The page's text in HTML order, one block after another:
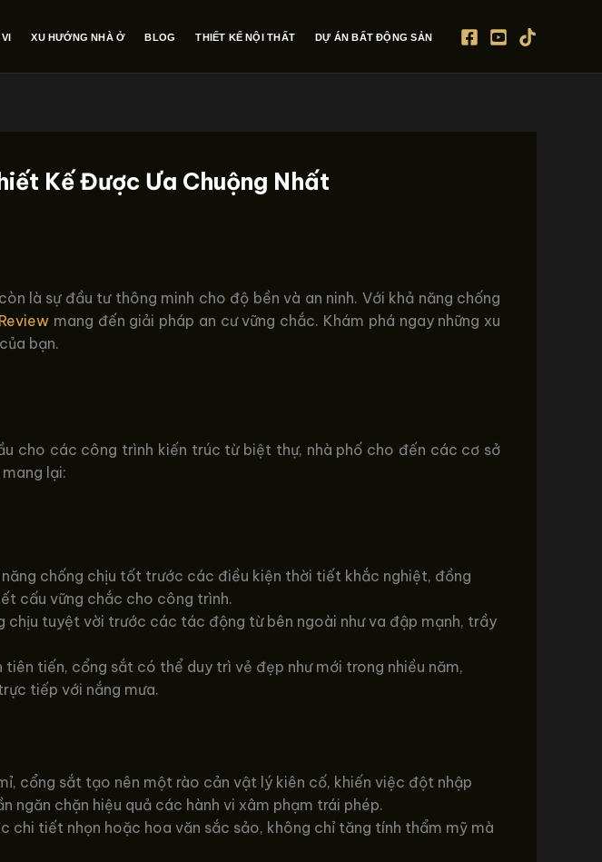
XU HƯỚNG NHÀ Ở BLOG THIẾT KẾ NỘI THẤT DỰ ÁN BẤT ĐỘNG SẢN
Kế Được Ưa Chuộng Nhất
là sự đầu tư thông minh cho độ bền và an ninh. Với khả năng chống
mang đến giải pháp an cư vững chắc. Khám phá ngay những xu
bạn.
cho các công trình kiến trúc từ biệt thự, nhà phố cho đến các cơ sở
lại:
chống chịu tốt trước các điều kiện thời tiết khắc nghiệt, đồng
cấu vững chắc cho công trình.
chịu tuyệt vời trước các tác động từ bên ngoài như va đập mạnh, trầy
tiên tiến, cổng sắt có thể duy trì vẻ đẹp như mới trong nhiều năm,
tiếp với nắng mưa.
cổng sắt tạo nên một rào cản vật lý kiên cố, khiến việc đột nhập
ngăn chặn hiệu quả các hành vi xâm phạm trái phép.
chi tiết nhọn hoặc hoa văn sắc sảo, không chỉ tăng tính thẩm mỹ mà